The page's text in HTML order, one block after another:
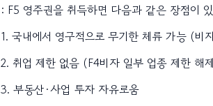
: F5 영주권을 취득하면 다음과 같은 장점이
1. 국내에서 영구적으로 무기한 체류 가능 (비
2. 취업 제한 없음 (F4비자 일부 업종 제한 해
3. 부동산·사업 투자 자유로움